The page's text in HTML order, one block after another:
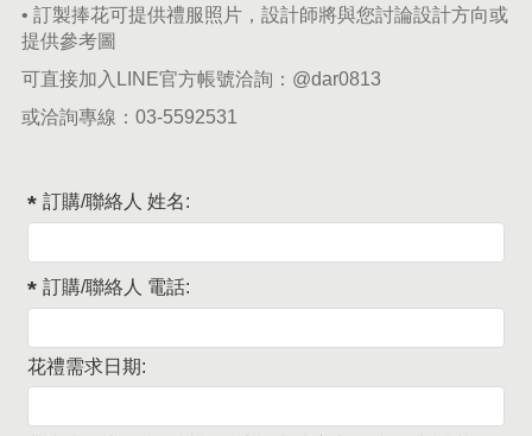
• 訂製捧花可提供禮服照片，設計師將與您討論設計方向或
提供參考圖
可直接加入LINE官方帳號洽詢： @dar0813
或洽詢專線： 03-5592531
訂購/聯絡人 姓名:
訂購/聯絡人 電話:
花禮需求日期: